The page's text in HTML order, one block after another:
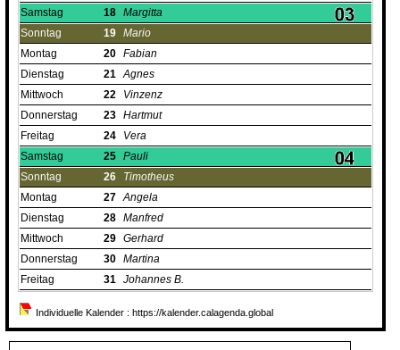
Samstag
18 Margitta
Sonntag
19 Mario
Montag
20 Fabian
Dienstag
21 Agnes
Mittwoch
22
Vinzenz
Donnerstag
23 Hartmut
Freitag
24
Vera
Samstag
25 Pauli
Sonntag
26
Timotheus
Montag
27 Angela
Dienstag
28 Manfred
Mittwoch
29 Gerhard
Donnerstag
30 Martina
Freitag
31 Johannes B.
Individuelle Kalender : https://kalender.calagenda.global